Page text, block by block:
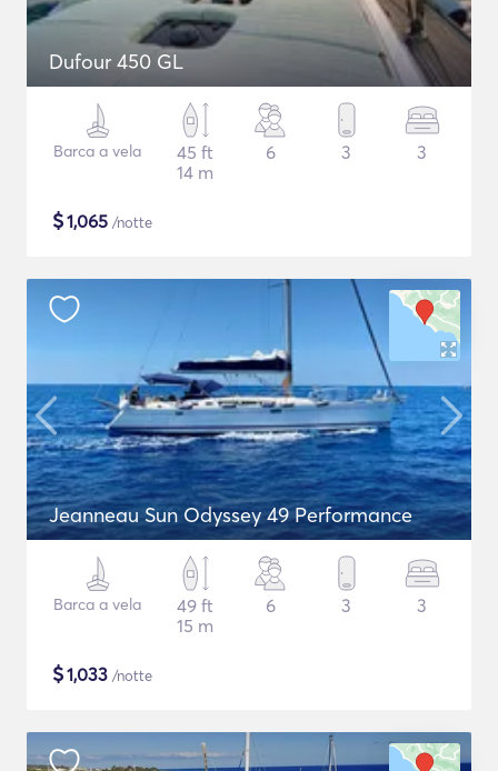
Dufour 450 GL
Barca a vela
45 ft
14 m
6 3 3
$1,065 /notte
Jeanneau Sun Odyssey 49 Performance
Barca a vela
49 ft
15 m
6 3 3
$1,033 /notte